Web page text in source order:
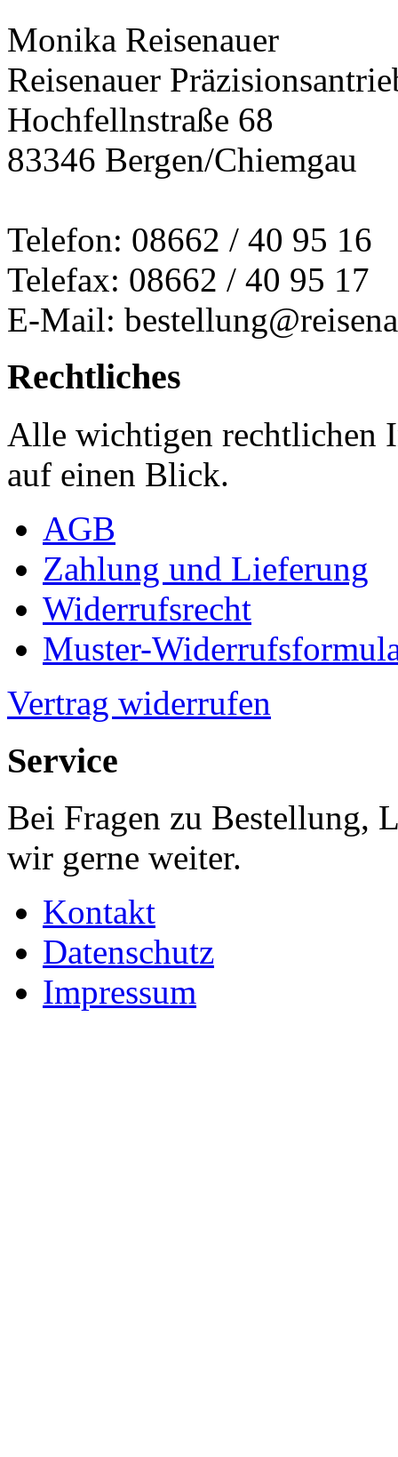
Monika Reisenauer
Reisenauer
Hochfellnstraße 68
83346 Bergen/Chiemgau
Telefon: 08662 / 40 95 16
Telefax: 08662 / 40 95 17
E-Mail:
Rechtliches
Alle wichtigen rechtlichen
auf einen Blick.
AGB
Zahlung und Lieferung
Widerrufsrecht
Muster-
Vertrag widerrufen
Service
Bei Fragen zu Bestellung,
wir gerne weiter.
Kontakt
Datenschutz
Impressum